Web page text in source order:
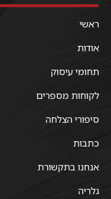
ראשי
אודות
תחומי עיסוק
לקוחות מספרים
סיפורי הצלחה
כתבות
אנחנו בתקשורת
גלריה